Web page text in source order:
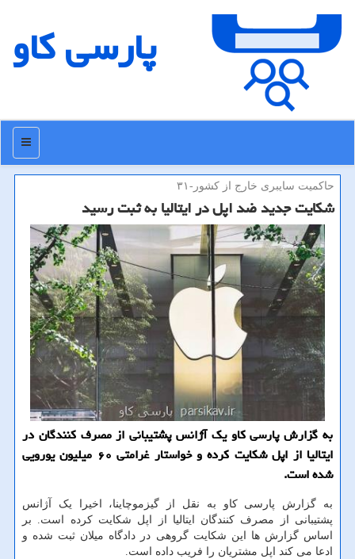
پارسی كاو
منو
حاكمیت سایبری خارج از كشور-۳۱
شكایت جدید ضد اپل در ایتالیا به ثبت رسید
به گزارش پارسی کاو یک آژانس پشتیبانی از مصرف کنندگان در
ایتالیا از اپل شکایت کرده و خواستار غرامتی ۶۰ میلیون یورویی
شده است.
به گزارش پارسی کاو به نقل از گیزموچاینا، اخیرا یک آژانس
پشتیبانی از مصرف کنندگان ایتالیا از اپل شکایت کرده است. بر
اساس گزارش ها این شکایت گروهی در دادگاه میلان ثبت شده و
ادعا می کند اپل مشتریان را فریب داده است.